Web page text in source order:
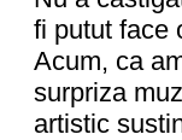
fi putut face
Acum, ca
surpriza
artistic